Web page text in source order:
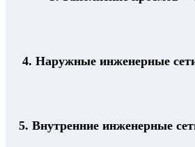
4. Наружные инженерные
5. Внутренние инженерные